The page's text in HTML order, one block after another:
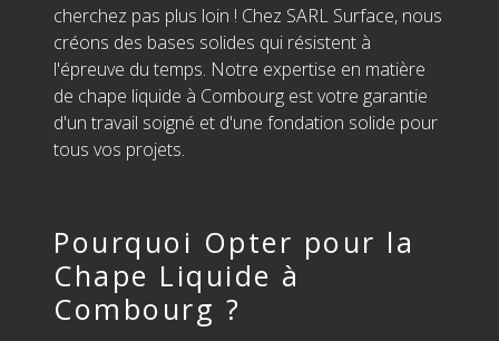
cherchez pas plus loin ! Chez SARL Surface, nous
créons des bases solides qui résistent à
l'épreuve du temps. Notre expertise en matière
de chape liquide à Combourg est votre garantie
d'un travail soigné et d'une fondation solide pour
tous vos projets.
Pourquoi Opter pour la
Chape Liquide à
Combourg ?